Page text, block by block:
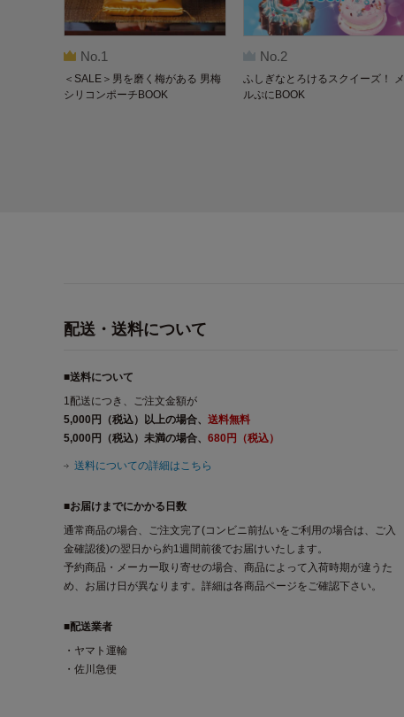
No.1
＜SALE＞男を磨く梅がある 男梅
シリコンポーチBOOK
No.2
ふしぎなとろけるスクイーズ！ メ
ルぷにBOOK
配送・送料について
■送料について
1配送につき、ご注文金額が
5,000円（税込）以上の場合、 送料無料
5,000円（税込）未満の場合、 680円（税込）
送料についての詳細はこちら
■お届けまでにかかる日数
通常商品の場合、ご注文完了(コンビニ前払いをご利用の場合は、ご入
金確認後)の翌日から約1週間前後でお届けいたします。
予約商品・メーカー取り寄せの場合、商品によって入荷時期が違うた
め、お届け日が異なります。詳細は各商品ページをご確認下さい。
■配送業者
・ヤマト運輸
・佐川急便